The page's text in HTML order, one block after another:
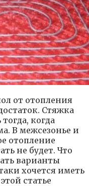
от отопления
Стяжка
когда
В межсезонье и
отопление
не будет. Что
варианты
хочется иметь
статье